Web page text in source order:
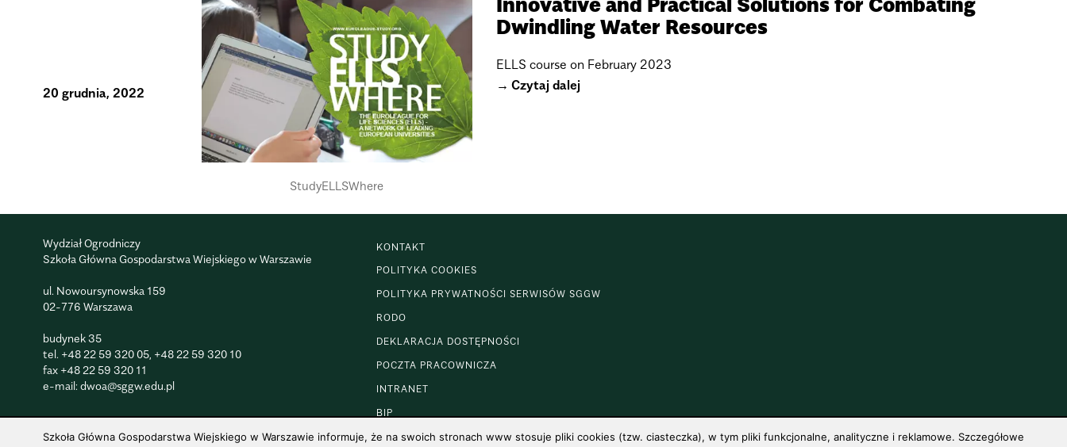
20 grudnia, 2022
StudyELLSWhere
Dwindling Water Resources
ELLS course on February 2023
Czytaj dalej
Wydział Ogrodniczy
Szkoła Główna Gospodarstwa Wiejskiego w Warszawie
ul. Nowoursynowska 159
02-776 Warszawa
budynek 35
tel. +48 22 59 320 05, +48 22 59 320 10
fax +48 22 59 320 11
e-mail: dwoa@sggw.edu.pl
KONTAKT
POLITYKA COOKIES
POLITYKA PRYWATNOŚCI SERWISÓW SGGW
RODO
DEKLARACJA DOSTĘPNOŚCI
POCZTA PRACOWNICZA
INTRANET
BIP
Szkoła Główna Gospodarstwa Wiejskiego w Warszawie informuje, że na swoich stronach www stosuje pliki cookies (tzw. ciasteczka), w tym pliki funkcjonalne, analityczne i reklamowe. Szczegółowe